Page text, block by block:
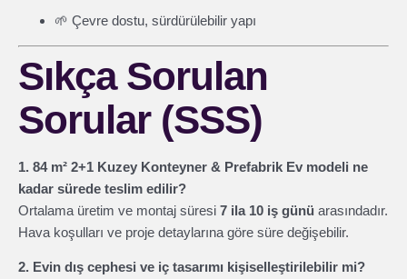
🌱 Çevre dostu, sürdürülebilir yapı
Sıkça Sorulan
Sorular (SSS)
1. 84 m² 2+1 Kuzey Konteyner & Prefabrik Ev modeli ne
kadar sürede teslim edilir?
Ortalama üretim ve montaj süresi 7 ila 10 iş günü arasındadır.
Hava koşulları ve proje detaylarına göre süre değişebilir.
2. Evin dış cephesi ve iç tasarımı kişiselleştirilebilir mi?